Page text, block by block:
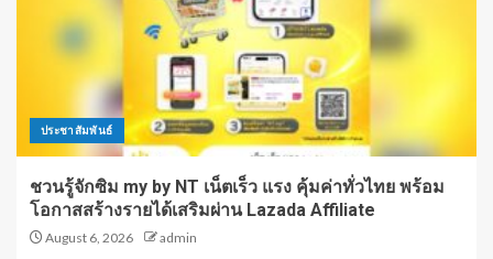
ประชาสัมพันธ์
ชวนรู้จักซิม my by NT เน็ตเร็ว แรง คุ้มค่าทั่วไทย พร้อม
โอกาสสร้างรายได้เสริมผ่าน Lazada Affiliate
August 6, 2026 admin